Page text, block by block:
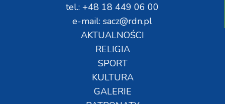
tel.: +48 18 449 06 00
e-mail: sacz@rdn.pl
AKTUALNOŚCI
RELIGIA
SPORT
KULTURA
GALERIE